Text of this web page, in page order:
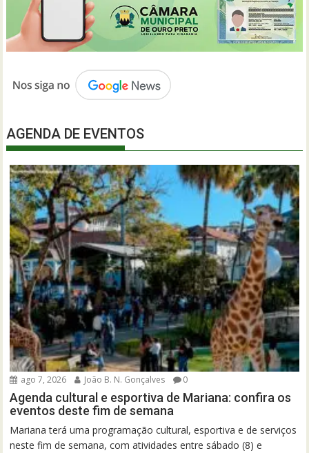
AGENDA DE EVENTOS
ago 7, 2026 João B. N. Gonçalves 0
Agenda cultural e esportiva de Mariana: confira os
eventos deste fim de semana
Mariana terá uma programação cultural, esportiva e de serviços
neste fim de semana, com atividades entre sábado (8) e